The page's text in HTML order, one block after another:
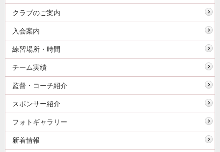
クラブのご案内
入会案内
練習場所・時間
チーム実績
監督・コーチ紹介
スポンサー紹介
フォトギャラリー
新着情報